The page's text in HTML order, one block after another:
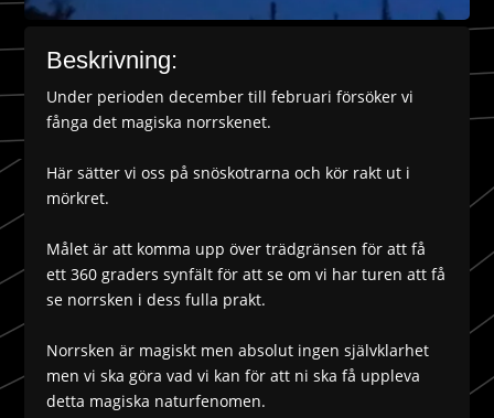
Beskrivning:
Under perioden december till februari försöker vi
fånga det magiska norrskenet.
Här sätter vi oss på snöskotrarna och kör rakt ut i
mörkret.
Målet är att komma upp över trädgränsen för att få
ett 360 graders synfält för att se om vi har turen att få
se norrsken i dess fulla prakt.
Norrsken är magiskt men absolut ingen självklarhet
men vi ska göra vad vi kan för att ni ska få uppleva
detta magiska naturfenomen.